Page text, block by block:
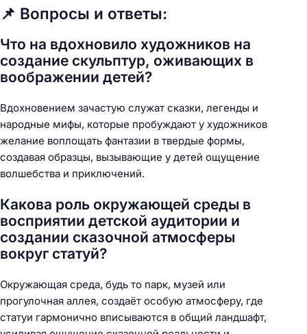
📌 Вопросы и ответы:
Что на вдохновило художников на
создание скульптур, оживающих в
воображении детей?
Вдохновением зачастую служат сказки, легенды и
народные мифы, которые пробуждают у художников
желание воплощать фантазии в твердые формы,
создавая образцы, вызывающие у детей ощущение
волшебства и приключений.
Какова роль окружающей среды в
восприятии детской аудитории и
создании сказочной атмосферы
вокруг статуй?
Окружающая среда, будь то парк, музей или
прогулочная аллея, создаёт особую атмосферу, где
статуи гармонично вписываются в общий ландшафт,